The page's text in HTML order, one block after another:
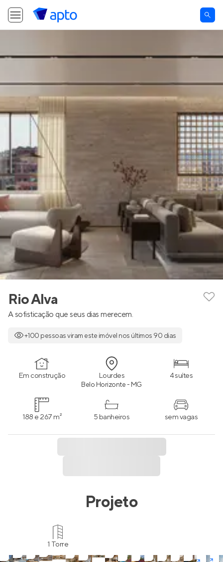
Rio Alva
A sofisticação que seus dias merecem.
+100 pessoas viram este imóvel nos últimos 90 dias
Em construção Lourdes
Belo Horizonte - MG
4 suítes
188 e 267 m² 5 banheiros sem vagas
Projeto
1 Torre